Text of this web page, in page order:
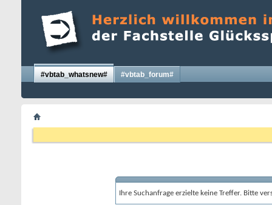
#vbtab_whatsnew# #vbtab_forum#
Ihre Suchanfrage erzielte keine Treffer. Bitte